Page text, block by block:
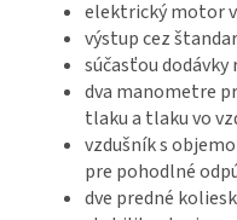
elektrický motor
výstup cez
súčasťou
dva manometre
tlaku a tlaku vo
vzdušník s
pre pohodlné
dve predné